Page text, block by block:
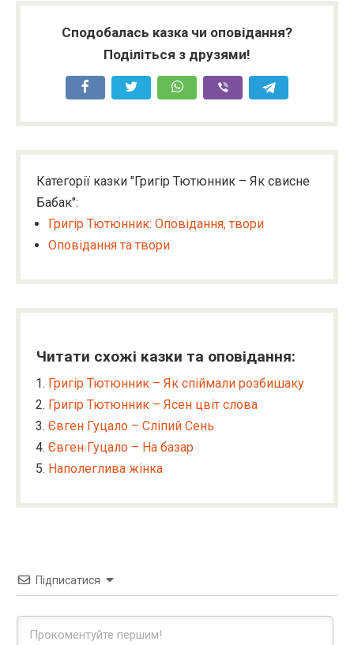
Сподобалась казка чи оповідання?
Поділіться з друзями!
Категорії казки "Григір Тютюнник – Як свисне
Бабак":
Григір Тютюнник: Оповідання, твори
Оповідання та твори
Читати схожі казки та оповідання:
Григір Тютюнник – Як спіймали розбишаку
Григір Тютюнник – Ясен цвіт слова
Євген Гуцало – Сліпий Сень
Євген Гуцало – На базар
Наполеглива жінка
Підписатися